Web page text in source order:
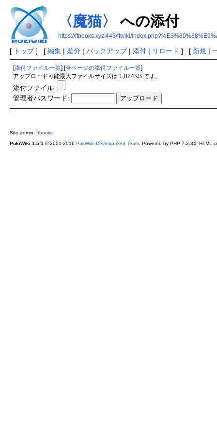
〈魔猫〉 への添付
https://ftbooks.xyz:443/ftwiki/
[ トップ] [ 編集| 差分| バックアップ| 添付| リロード ] [ 新規 |
添付ファイル一覧 全ページの添付ファイル一覧
アップロード可能最大ファイルサイズは 1,024KB です。
添付ファイル:
管理者パスワード:
Site admin: ftbooks
PukiWiki 1.5.1 © 2001-2016 PukiWiki Development Team. Powered by PHP 7.2.34. HTML